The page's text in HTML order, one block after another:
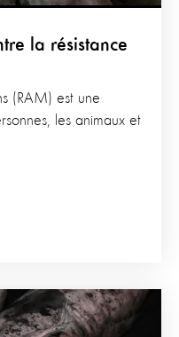
la résistance
(RAM) est une
les animaux et